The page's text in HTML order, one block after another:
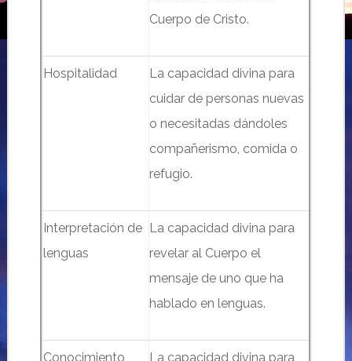
Cuerpo de Cristo.
Hospitalidad
La capacidad divina para
cuidar de personas nuevas
o necesitadas dándoles
compañerismo, comida o
refugio.
Interpretación de
lenguas
La capacidad divina para
revelar al Cuerpo el
mensaje de uno que ha
hablado en lenguas.
Conocimiento La capacidad divina para